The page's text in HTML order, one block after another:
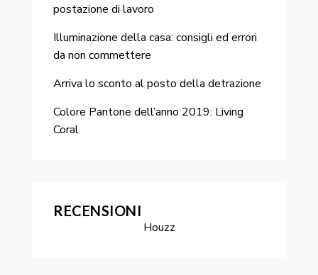
postazione di lavoro
Illuminazione della casa: consigli ed errori
da non commettere
Arriva lo sconto al posto della detrazione
Colore Pantone dell’anno 2019: Living
Coral
RECENSIONI
Houzz